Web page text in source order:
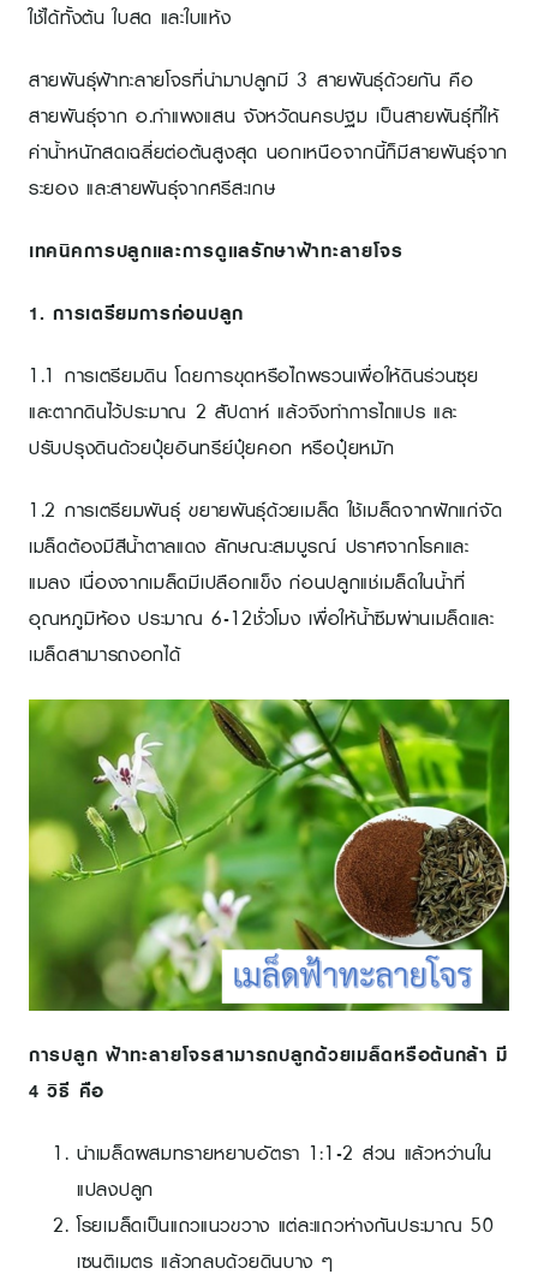
ใช้ได้ทั้งต้น ใบสด และใบแห้ง
สายพันธุ์ฟ้าทะลายโจรที่นำมาปลูกมี 3 สายพันธุ์ด้วยกัน คือ
สายพันธุ์จาก อ.กำแพงแสน จังหวัดนครปฐม เป็นสายพันธุ์ที่ให้
ค่าน้ำหนักสดเฉลี่ยต่อต้นสูงสุด นอกเหนือจากนี้ก็มีสายพันธุ์จาก
ระยอง และสายพันธุ์จากศรีสะเกษ
เทคนิคการปลูกและการดูแลรักษาฟ้าทะลายโจร
1. การเตรียมการก่อนปลูก
1.1 การเตรียมดิน โดยการขุดหรือไถพรวนเพื่อให้ดินร่วนซุย
และตากดินไว้ประมาณ 2 สัปดาห์ แล้วจึงทำการไถแปร และ
ปรับปรุงดินด้วยปุ๋ยอินทรีย์ปุ๋ยคอก หรือปุ๋ยหมัก
1.2 การเตรียมพันธุ์ ขยายพันธุ์ด้วยเมล็ด ใช้เมล็ดจากฝักแก่จัด
เมล็ดต้องมีสีน้ำตาลแดง ลักษณะสมบูรณ์ ปราศจากโรคและ
แมลง เนื่องจากเมล็ดมีเปลือกแข็ง ก่อนปลูกแช่เมล็ดในน้ำที่
อุณหภูมิห้อง ประมาณ 6-12ชั่วโมง เพื่อให้น้ำซึมผ่านเมล็ดและ
เมล็ดสามารถงอกได้
การปลูก ฟ้าทะลายโจรสามารถปลูกด้วยเมล็ดหรือต้นกล้า มี
4 วิธี คือ
นำเมล็ดผสมทรายหยาบอัตรา 1:1-2 ส่วน แล้วหว่านใน
แปลงปลูก
โรยเมล็ดเป็นแถวแนวขวาง แต่ละแถวห่างกันประมาณ 50
เซนติเมตร แล้วกลบด้วยดินบาง ๆ